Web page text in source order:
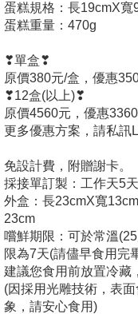
蛋糕規格：長19cmX寬
蛋糕重量：470g
❣單盒❣
原價380元/盒，優惠350
❣12盒(以上)❣
原價4560元，優惠
更多優惠方案，請私訊
免設計費，附贈謝卡。
採接單訂製：工作天5
外盒：長23cmX寬
23cm
嚐鮮期限：可於常溫
限為7天(請儘早食用完
建議您食用前放置冷藏
(因採用光雕技術，表
象，請安心食用)